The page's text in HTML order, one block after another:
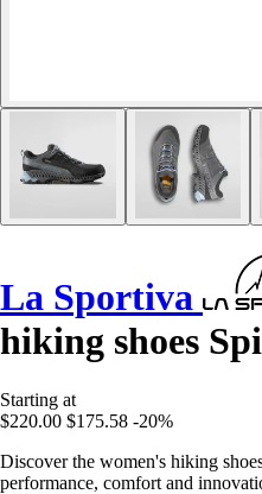
La Sportiva
hiking shoes
Starting at
$220.00 $175.58 -20%
Discover the women's hiking
performance, comfort and